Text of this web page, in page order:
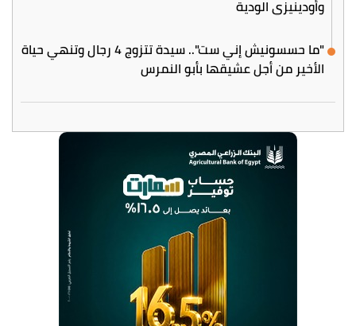
وأودينيزي الودية
"ما حسسونيش إني ست".. سيدة تتزوج 4 رجال وتنهي حياة
الأخير من أجل عشيقها بأبو النمرس